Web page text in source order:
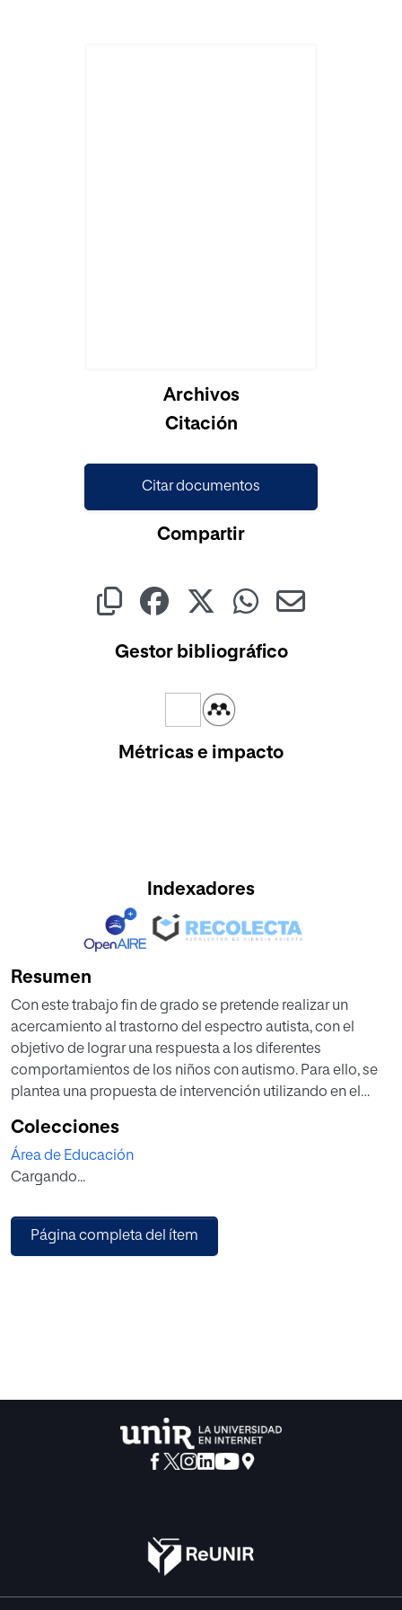
Archivos
Citación
Citar documentos
Compartir
Gestor bibliográfico
Métricas e impacto
Indexadores
Resumen
Con este trabajo fin de grado se pretende realizar un
acercamiento al trastorno del espectro autista, con el
objetivo de lograr una respuesta a los diferentes
comportamientos de los niños con autismo. Para ello, se
plantea una propuesta de intervención utilizando en el
apropiados, por ser muy estructurado, claro visualmente, y
con un sistema de trabajo idóneo para las características
que definen el autismo, muy importante por tanto para
esta propuesta se ofrece una selección de aplicaciones
para iPad dirigidas a ayudar a seguir el método educativo
Colecciones
Área de Educación
Cargando...
Página completa del ítem